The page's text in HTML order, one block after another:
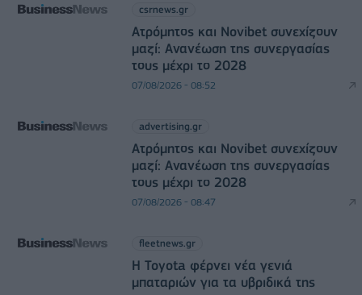
csrnews.gr
Ατρόμητος και Novibet συνεχίζουν
μαζί: Ανανέωση της συνεργασίας
τους μέχρι το 2028
07/08/2026 - 08:52
advertising.gr
Ατρόμητος και Novibet συνεχίζουν
μαζί: Ανανέωση της συνεργασίας
τους μέχρι το 2028
07/08/2026 - 08:47
fleetnews.gr
Η Toyota φέρνει νέα γενιά
μπαταριών για τα υβριδικά της